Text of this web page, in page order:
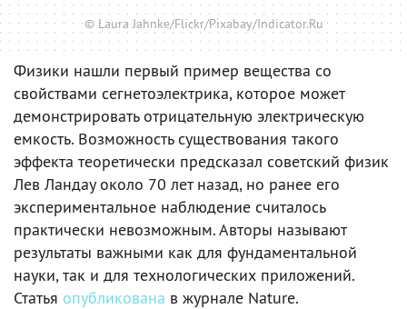
© Laura Jahnke/Flickr/Pixabay/Indicator.Ru
Физики нашли первый пример вещества со
свойствами сегнетоэлектрика, которое может
демонстрировать отрицательную электрическую
емкость. Возможность существования такого
эффекта теоретически предсказал советский физик
Лев Ландау около 70 лет назад, но ранее его
экспериментальное наблюдение считалось
практически невозможным. Авторы называют
результаты важными как для фундаментальной
науки, так и для технологических приложений.
Статья опубликована в журнале Nature.